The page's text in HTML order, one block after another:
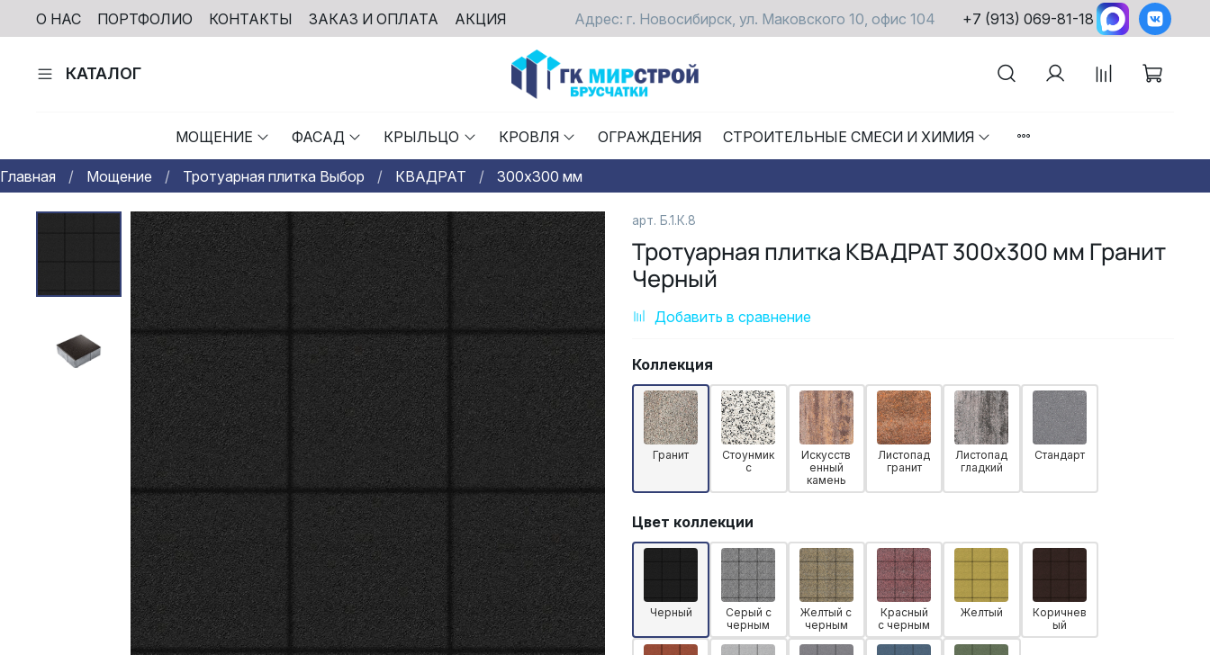
О НАС ПОРТФОЛИО КОНТАКТЫ ЗАКАЗ И ОПЛАТА АКЦИЯ Адрес: г. Новосибирск, ул. Маковского 10, офис 104 +7 (913) 069-81-18
КАТАЛОГ
МОЩЕНИЕ ФАСАД КРЫЛЬЦО КРОВЛЯ ОГРАЖДЕНИЯ СТРОИТЕЛЬНЫЕ СМЕСИ И ХИМИЯ
Главная Мощение Тротуарная плитка Выбор КВАДРАТ 300х300 мм
арт. Б.1.К.8
Тротуарная плитка КВАДРАТ 300х300 мм Гранит
Черный
Добавить в сравнение
Коллекция
Гранит
Стоунмик
с
Искусств
енный
камень
Листопад
гранит
Листопад
гладкий
Стандарт
Цвет коллекции
Черный
Серый с
черным
Желтый с
черным
Красный
с черным
Желтый
Коричнев
ый